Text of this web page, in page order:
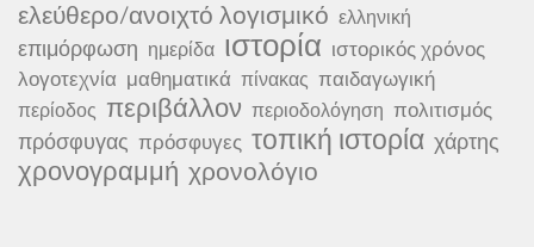
ελεύθερο/ανοιχτό λογισμικό ελληνική
επιμόρφωση ημερίδα ιστορία ιστορικός χρόνος
λογοτεχνία μαθηματικά πίνακας παιδαγωγική
περίοδος περιβάλλον περιοδολόγηση πολιτισμός
πρόσφυγας πρόσφυγες τοπική ιστορία χάρτης
χρονογραμμή χρονολόγιο